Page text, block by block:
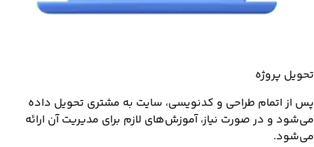
تحویل پروژه
پس از اتمام طراحی و کدنویسی، سایت به مشتری تحویل داده
می‌شود و در صورت نیاز، آموزش‌های لازم برای مدیریت آن ارائه
می‌شود.